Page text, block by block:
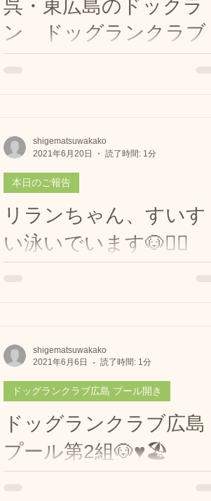
呉・東広島のドックラ
ン ドッグランクラブ
広島 ドッグプール🐶🐶
イスイ🏊‍♂️💕 #ボーダーコリー のベルちゃん
🐶マリーちゃんどっちがどっち？🤣...
リランちゃん、すいす
い泳いでいます🐶🏊‍♂️
お問合せもお待ちしています🐶💕​...
本日のご報告
shigematsuwakako
2021年6月20日
読了時間: 1分
ドッグランクラブ広島
プール第2組🐶♥️🏖️
ドッグランクラブ広島 プール開き
shigematsuwakako
2021年6月6日
読了時間: 1分